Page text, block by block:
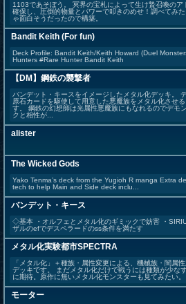
1103であそぼう。 冥界の宝札によって生け贄召喚のア
確保し、圧倒的物量とパワーで叩きのめせ！調べてみ
ゃ面白そうだったので構築。
Bandit Keith (For fun)
Deck Profile: Bandit Keith/Keith Howard (Duel
Hunters #Rare Hunter Bandit Keith
【DM】鋼鉄の襲撃者
バンデット・キースをイメージしたメタル化デッキ。
原石カードを駆使して用意した悪魔族をメタル化させ
す。 鋼鉄の幻想師は光属性悪魔族にもなれるのでデモ
クと相性が...
alister
The Wicked Gods
Yako Tenma’s deck from the Yugioh R manga Extra
tech to help Main and Side deck inclu...
バンデット・キース
◇基本 ・オルフェとメタル化のギミックで妨害 ・
ザルのefでデスペラードのss条件を満たす
メタル化実験都市SPECTRA
「メタル化」＋種族・属性変更による、機械族・闇属
デッキです。 まだメタル化だけで戦うには種類が少な
に期待。原作に無いメタル化モンスターも見てみたい。
モーター